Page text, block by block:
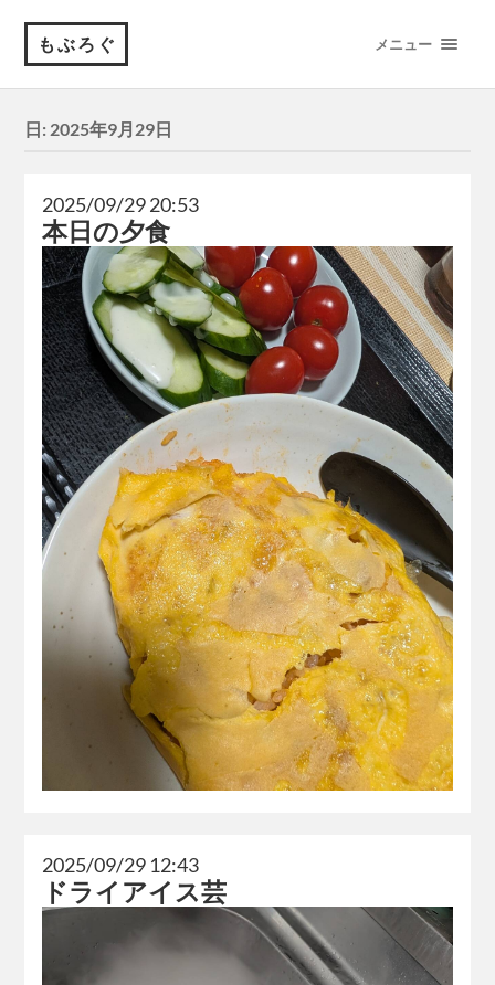
もぶろぐ メニュー
日: 2025年9月29日
2025/09/29 20:53
本日の夕食
2025/09/29 12:43
ドライアイス芸